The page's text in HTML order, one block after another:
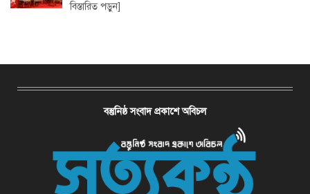
বিস্তারিত পড়ুন]
বস্তুনিষ্ঠ সংবাদ প্রকাশে অবিচল